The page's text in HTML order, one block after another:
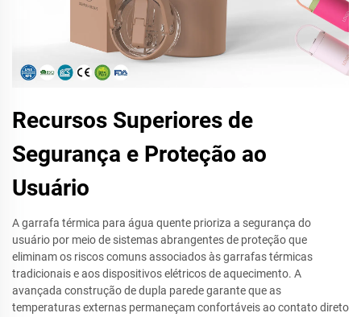
Recursos Superiores de
Segurança e Proteção ao
Usuário
A garrafa térmica para água quente prioriza a segurança do
usuário por meio de sistemas abrangentes de proteção que
eliminam os riscos comuns associados às garrafas térmicas
tradicionais e aos dispositivos elétricos de aquecimento. A
avançada construção de dupla parede garante que as
temperaturas externas permaneçam confortáveis ao contato direto